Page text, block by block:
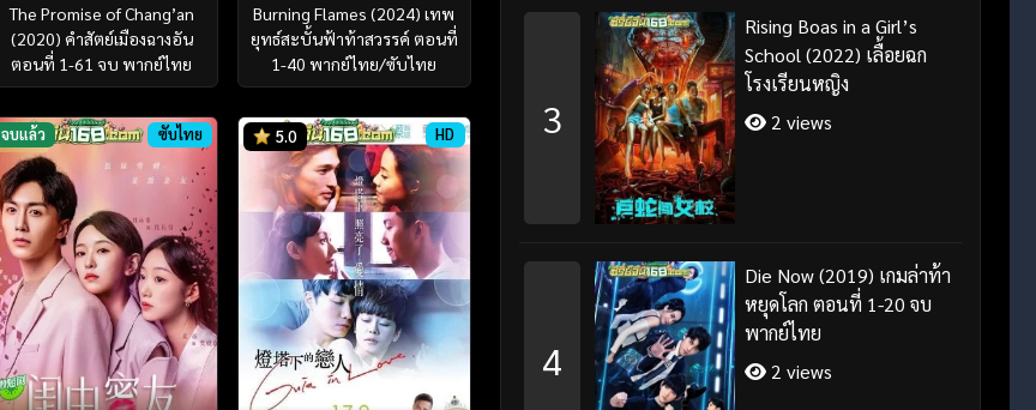
The Promise of Chang’an
(2020) คำสัตย์เมืองฉางอัน
ตอนที่ 1-61 จบ พากย์ไทย
Burning Flames (2024) เทพ
ยุทธ์สะบั้นฟ้าท้าสวรรค์ ตอนที่
1-40 พากย์ไทย/ซับไทย
จบแล้ว ซับไทย 5.0 HD 3
Rising Boas in a Girl’s
School (2022) เลื้อยฉก
โรงเรียนหญิง
2 views
4
Die Now (2019) เกมล่าท้า
หยุดโลก ตอนที่ 1-20 จบ
พากย์ไทย
2 views